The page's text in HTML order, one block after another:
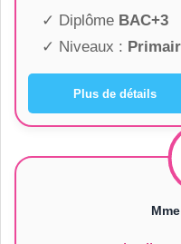
✓ Diplôme BAC+3
✓ Niveaux :
Plus de détails